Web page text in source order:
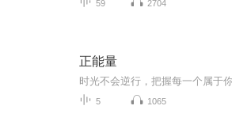
59 2704
正能量
5 1065